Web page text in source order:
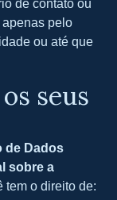
de contato ou
pelo
ou até que
seus
de Dados
sobre a
tem o direito de: